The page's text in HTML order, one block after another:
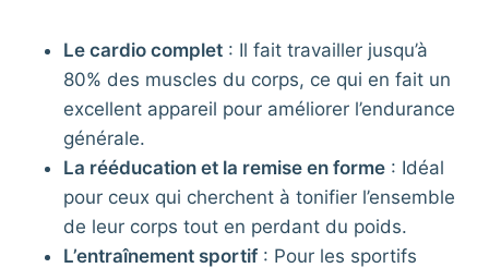
Le cardio complet: Il fait travailler jusqu’à
80% des muscles du corps, ce qui en fait un
excellent appareil pour améliorer l’endurance
générale.
La rééducation et la remise en forme: Idéal
pour ceux qui cherchent à tonifier l’ensemble
de leur corps tout en perdant du poids.
L’entraînement sportif: Pour les sportifs